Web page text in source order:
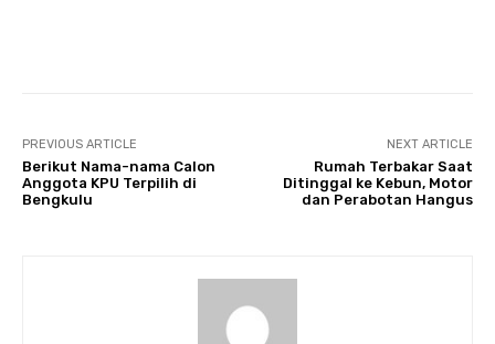
PREVIOUS ARTICLE
Berikut Nama-nama Calon
Anggota KPU Terpilih di
Bengkulu
NEXT ARTICLE
Rumah Terbakar Saat
Ditinggal ke Kebun, Motor
dan Perabotan Hangus